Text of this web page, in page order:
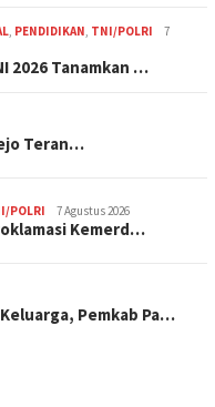
, PENDIDIKAN, TNI/POLRI
7
2026 Tanamkan …
Teran…
POLRI 7 Agustus 2026
Kemerd…
Pemkab Pa…